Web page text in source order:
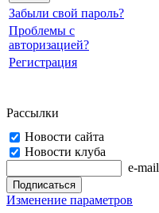
Забыли свой пароль?
Проблемы с
авторизацией?
Регистрация
Рассылки
Новости сайта
Новости клуба
e-mail
Изменение параметров